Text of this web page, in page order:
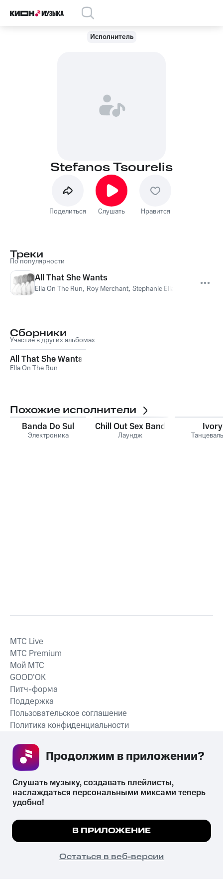
Исполнитель
Stefanos Tsourelis
Поделиться Слушать Нравится
Треки
По популярности
All That She Wants
Ella On The Run, Roy Merchant, Stephanie Ella Gautier
Сборники
Участие в других альбомах
All That She Wants
Ella On The Run
Похожие исполнители
Banda Do Sul
Электроника
Chill Out Sex Band
Лаундж
Ivory
СКАЧАТЬ ПРИЛОЖЕНИЕ
MTС Live
MTС Premium
Мой МТС
GOOD’OK
Питч-форма
Поддержка
Пользовательское соглашение
Политика конфиденциальности
психотропных веществ, их аналогов причиняет вред здоровью,
их незаконный оборот запрещён и влечёт установленную
законодательством ответственность.
© 2026 ООО «КИОН».
Все права защищены
Мы используем куки, чтобы на сайте все
Подробнее
ПОНЯТНО
Слушать музыку, создавать плейлисты,
наслаждаться персональными миксами теперь
удобно!
В ПРИЛОЖЕНИЕ
Остаться в веб-версии